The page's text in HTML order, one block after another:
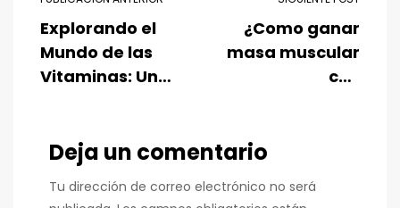
Explorando el
Mundo de las
Vitaminas: Una
Bienestar
¿Como ganar
masa muscular
con
Deja un comentario
Tu dirección de correo electrónico no será